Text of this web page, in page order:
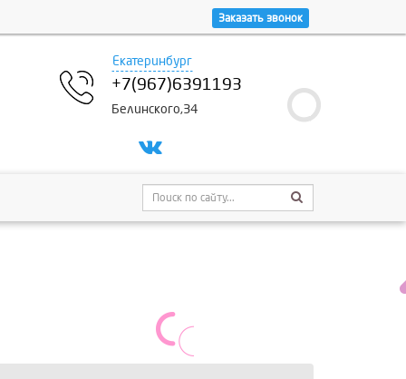
Заказать звонок
Екатеринбург
+7(967)6391193
Белинского,34